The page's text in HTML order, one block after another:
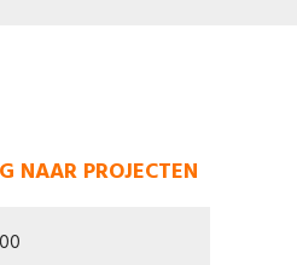
NAAR PROJECTEN